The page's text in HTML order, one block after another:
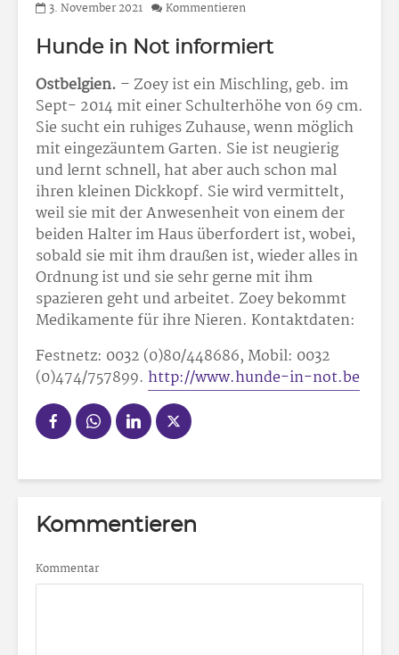
3. November 2021 Kommentieren
Hunde in Not informiert
Ostbelgien. – Zoey ist ein Mischling, geb. im
Sept- 2014 mit einer Schulterhöhe von 69 cm.
Sie sucht ein ruhiges Zuhause, wenn möglich
mit eingezäuntem Garten. Sie ist neugierig
und lernt schnell, hat aber auch schon mal
ihren kleinen Dickkopf. Sie wird vermittelt,
weil sie mit der Anwesenheit von einem der
beiden Halter im Haus überfordert ist, wobei,
sobald sie mit ihm draußen ist, wieder alles in
Ordnung ist und sie sehr gerne mit ihm
spazieren geht und arbeitet. Zoey bekommt
Medikamente für ihre Nieren. Kontaktdaten:
Festnetz: 0032 (0)80/448686, Mobil: 0032
(0)474/757899. http://www.hunde-in-not.be
Kommentieren
Kommentar